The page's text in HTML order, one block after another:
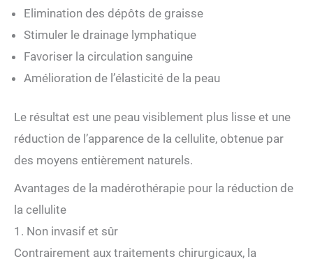
Elimination des dépôts de graisse
Stimuler le drainage lymphatique
Favoriser la circulation sanguine
Amélioration de l’élasticité de la peau
Le résultat est une peau visiblement plus lisse et une
réduction de l’apparence de la cellulite, obtenue par
des moyens entièrement naturels.
Avantages de la madérothérapie pour la réduction de
la cellulite
1. Non invasif et sûr
Contrairement aux traitements chirurgicaux, la